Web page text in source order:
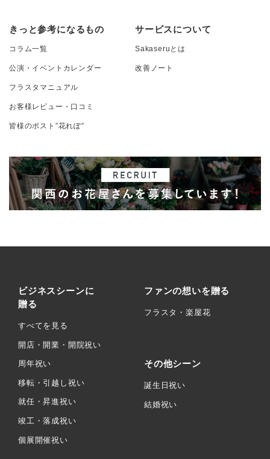
きっと参考になるもの
コラム一覧
公演・イベントカレンダー
フラスタマニュアル
お客様レビュー・口コミ
皆様のポスト”花れぽ”
サービスについて
Sakaseruとは
改善ノート
ビジネスシーンに
贈る
すべてを見る
開店・開業・開院祝い
周年祝い
移転・引越し祝い
就任・昇進祝い
竣工・落成祝い
個展開催祝い
ファンの想いを贈る
フラスタ・楽屋花
その他シーン
誕生日祝い
結婚祝い